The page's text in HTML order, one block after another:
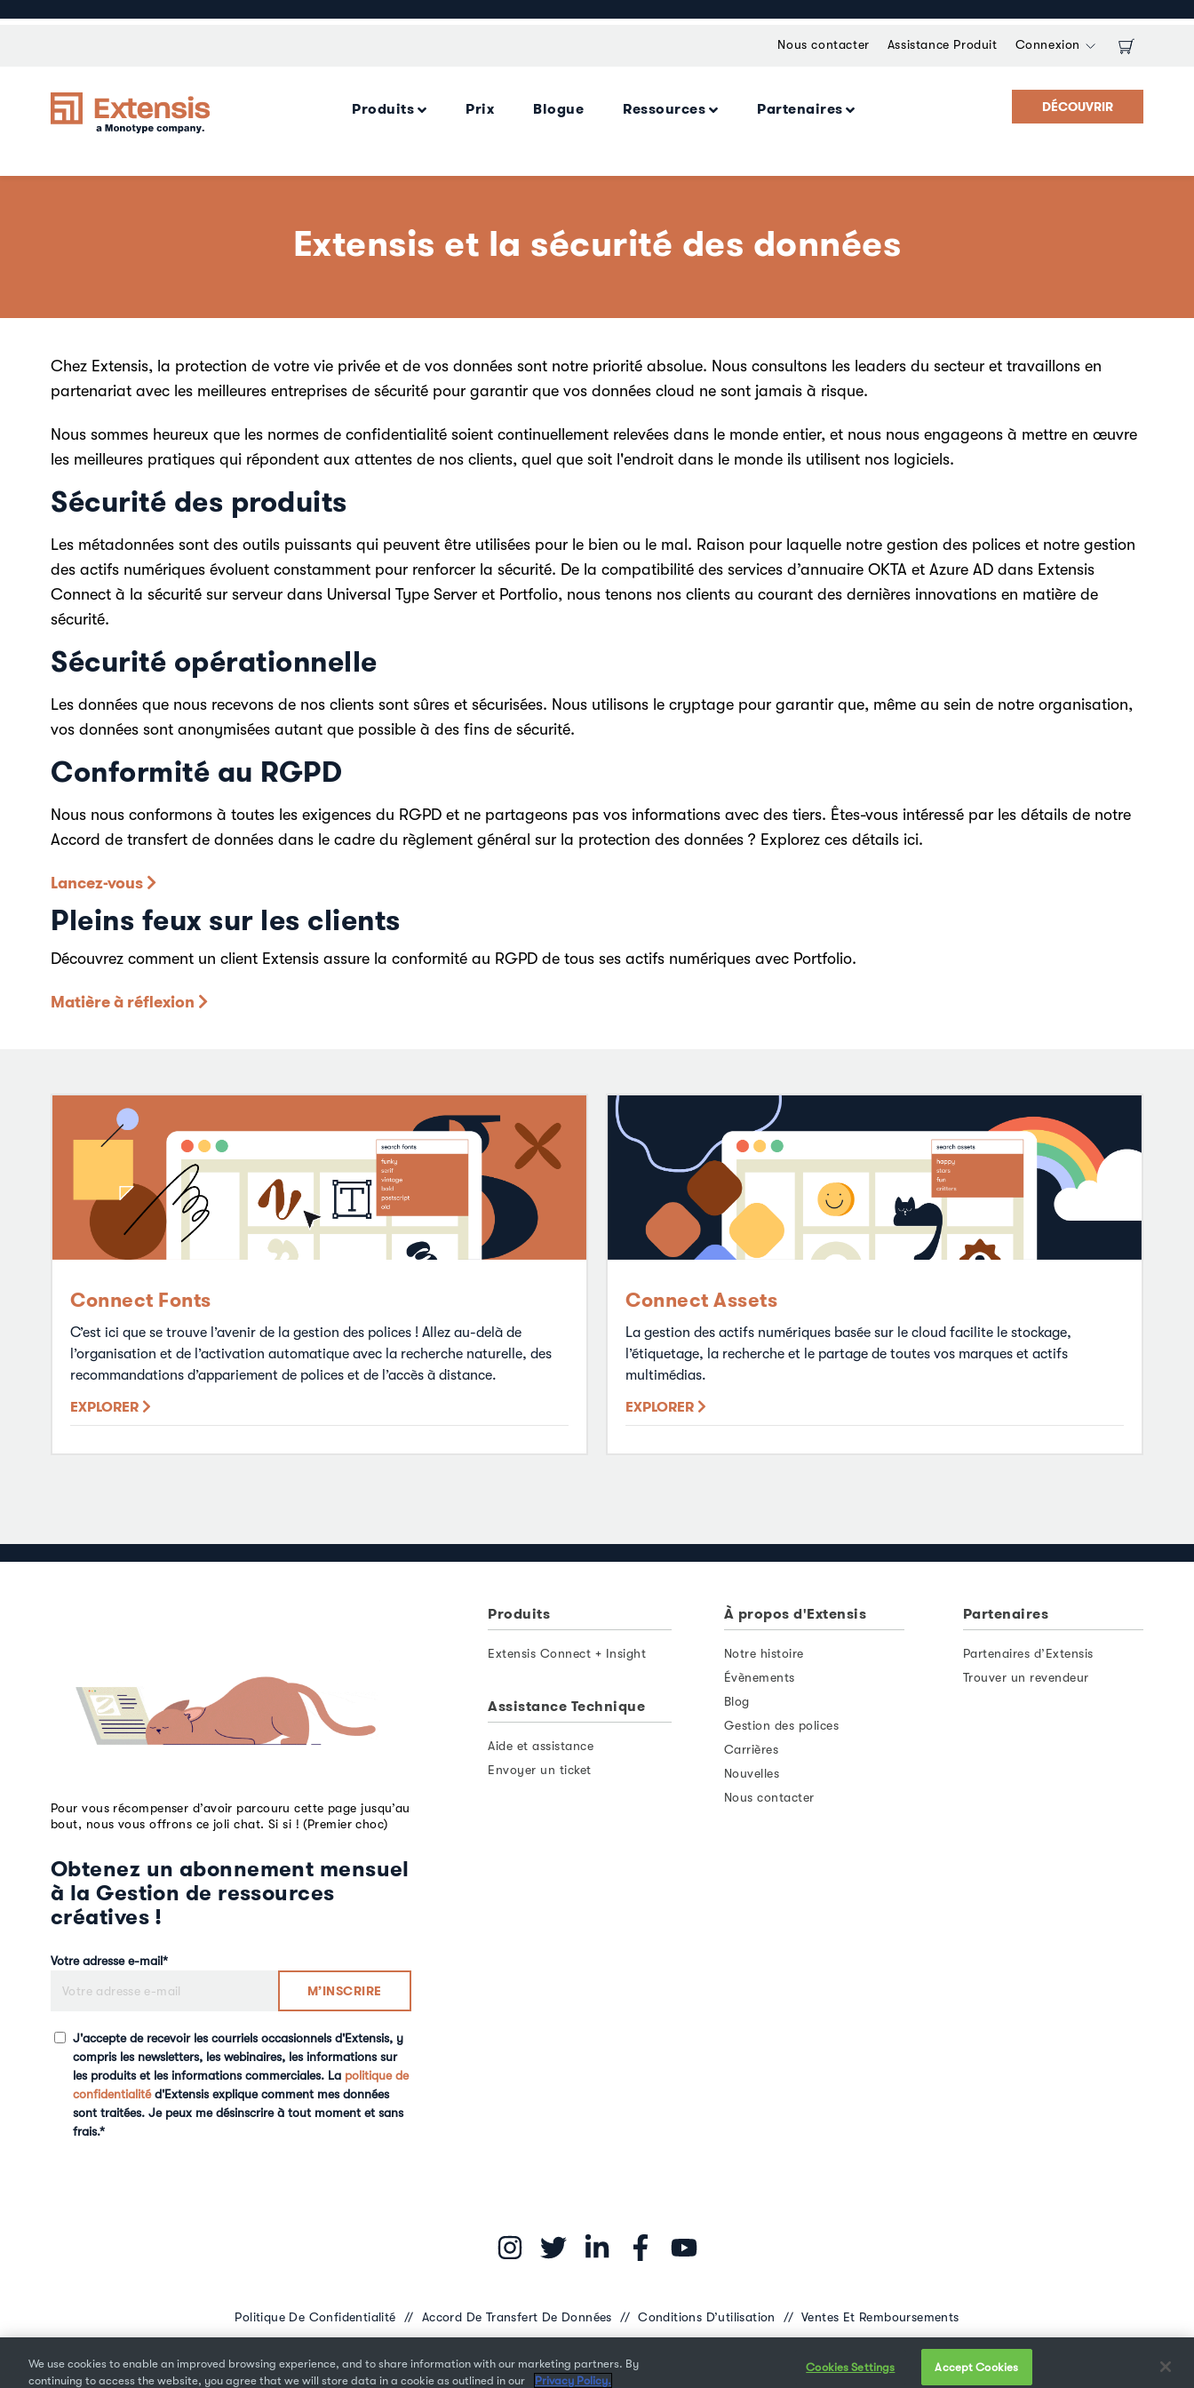
Nous contacter Assistance Produit Connexion
Produits Prix Blogue Ressources Partenaires DÉCOUVRIR
Extensis et la sécurité des données
Chez Extensis, la protection de votre vie privée et de vos données sont notre priorité absolue. Nous consultons les leaders du secteur et travaillons en
partenariat avec les meilleures entreprises de sécurité pour garantir que vos données cloud ne sont jamais à risque.
Nous sommes heureux que les normes de confidentialité soient continuellement relevées dans le monde entier, et nous nous engageons à mettre en œuvre
les meilleures pratiques qui répondent aux attentes de nos clients, quel que soit l'endroit dans le monde ils utilisent nos logiciels.
Sécurité des produits
Les métadonnées sont des outils puissants qui peuvent être utilisées pour le bien ou le mal. Raison pour laquelle notre gestion des polices et notre gestion
des actifs numériques évoluent constamment pour renforcer la sécurité. De la compatibilité des services d’annuaire OKTA et Azure AD dans Extensis
Connect à la sécurité sur serveur dans Universal Type Server et Portfolio, nous tenons nos clients au courant des dernières innovations en matière de
sécurité.
Sécurité opérationnelle
Les données que nous recevons de nos clients sont sûres et sécurisées. Nous utilisons le cryptage pour garantir que, même au sein de notre organisation,
vos données sont anonymisées autant que possible à des fins de sécurité.
Conformité au RGPD
Nous nous conformons à toutes les exigences du RGPD et ne partageons pas vos informations avec des tiers. Êtes-vous intéressé par les détails de notre
Accord de transfert de données dans le cadre du règlement général sur la protection des données ? Explorez ces détails ici.
Lancez-vous
Pleins feux sur les clients
Découvrez comment un client Extensis assure la conformité au RGPD de tous ses actifs numériques avec Portfolio.
Matière à réflexion
Connect Fonts
C’est ici que se trouve l’avenir de la gestion des polices ! Allez au-delà de
l’organisation et de l’activation automatique avec la recherche naturelle, des
recommandations d’appariement de polices et de l’accès à distance.
EXPLORER
Connect Assets
La gestion des actifs numériques basée sur le cloud facilite le stockage,
l’étiquetage, la recherche et le partage de toutes vos marques et actifs
multimédias.
EXPLORER
Pour vous récompenser d’avoir parcouru cette page jusqu’au
bout, nous vous offrons ce joli chat. Si si ! (Premier choc)
Obtenez un abonnement mensuel
à la Gestion de ressources
créatives !
Votre adresse e-mail*
J'accepte de recevoir les courriels occasionnels d'Extensis, y
compris les newsletters, les webinaires, les informations sur
les produits et les informations commerciales. La politique de
confidentialitéd'Extensis explique comment mes données
sont traitées. Je peux me désinscrire à tout moment et sans
frais.*
Produits
Extensis Connect + Insight
Assistance Technique
Aide et assistance
Envoyer un ticket
À propos d'Extensis
Notre histoire
Évènements
Blog
Gestion des polices
Carrières
Nouvelles
Nous contacter
Partenaires
Partenaires d’Extensis
Trouver un revendeur
Politique De Confidentialité Accord De Transfert De Données Conditions D’utilisation
Ventes Et Remboursements
We use cookies to enable an improved browsing experience, and to share information with our marketing partners. By
continuing to access the website, you agree that we will store data in a cookie as outlined in our
Privacy Policy.
Cookies Settings Accept Cookies